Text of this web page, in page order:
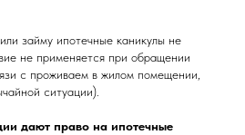
займу ипотечные каникулы не
не применяется при обращении
с проживаем в жилом помещении,
ситуации).
дают право на ипотечные